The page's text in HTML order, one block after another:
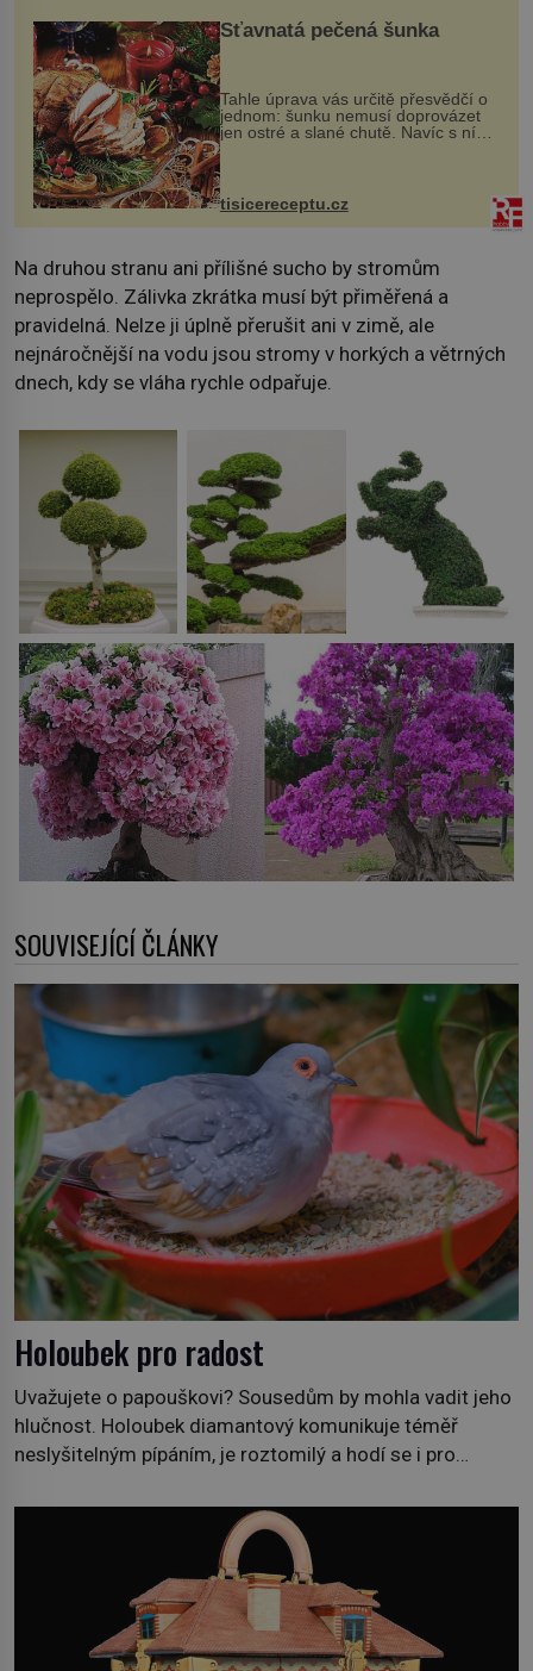
Šťavnatá pečená šunka
Tahle úprava vás určitě přesvědčí o
jednom: šunku nemusí doprovázet
jen ostré a slané chutě. Navíc s ní
nakrmíte poměrně hodně hladových
krků. Ingredience sádlo 3 kg šunky
vcelku 3 stroužky česneku hl...
tisicereceptu.cz
Na druhou stranu ani přílišné sucho by stromům
neprospělo. Zálivka zkrátka musí být přiměřená a
pravidelná. Nelze ji úplně přerušit ani v zimě, ale
nejnáročnější na vodu jsou stromy v horkých a větrných
dnech, kdy se vláha rychle odpařuje.
SOUVISEJÍCÍ ČLÁNKY
Holoubek pro radost
Uvažujete o papouškovi? Sousedům by mohla vadit jeho
hlučnost. Holoubek diamantový komunikuje téměř
neslyšitelným pípáním, je roztomilý a hodí se i pro
klidného ptáčka, který většinu dne jen posedává. Hodně
času tráví na zemi, kde sbírá zbytky semínek Jeho
domovinou je prakticky celá Austrálie s výjimkou
pobřežní oblasti. […]